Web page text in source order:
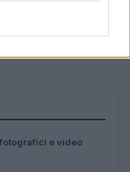
per occhi
e video